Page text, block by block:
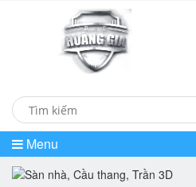
Menu